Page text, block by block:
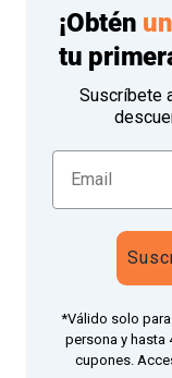
¡Obtén
tu
Suscríbete
*Válido solo
persona y hasta
cupones.